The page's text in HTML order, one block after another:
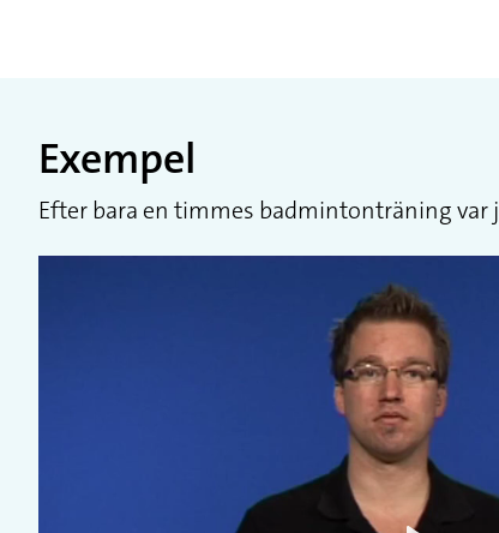
Exempel
Efter bara en timmes badmintonträning var